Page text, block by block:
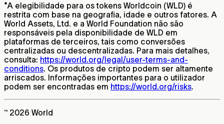
*A elegibilidade para os tokens Worldcoin (WLD) é
restrita com base na geografia, idade e outros fatores. A
World Assets, Ltd. e a World Foundation não são
responsáveis pela disponibilidade de WLD em
plataformas de terceiros, tais como conversões
centralizadas ou descentralizadas. Para mais detalhes,
consulta: https://world.org/legal/user-terms-and-
conditions. Os produtos de cripto podem ser altamente
arriscados. Informações importantes para o utilizador
podem ser encontradas em https://world.org/risks.
™ 2026 World